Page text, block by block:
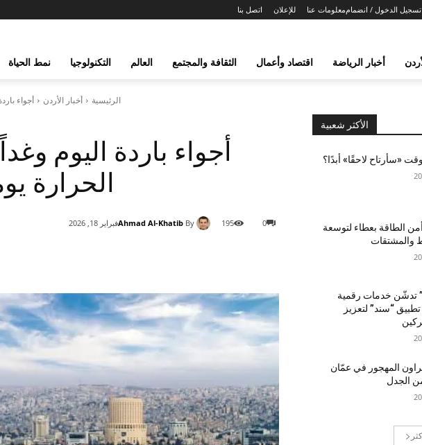
تسجيل الدخول / انضمام اتصل بنا للإعلان معلومات عنا
أخبار الرياضة اقتصاد وأعمال الثقافة والمجتمع العالم التكنولوجيا نمط الحياة
الرئيسية أخبار الأردن أجواء
أجواء باردة اليوم
الحرارة
By
Ahmad Al-Khatibفبراير 18, 2026 0
195
الأكثر شعبية
وقت «سأرتاح لاحقًا» أبدًا؟
الطاقة بعطاء لتوسعة
والمشتقات
تدشّن خدمات رقمية
“سند” لتعزيز
المهجور في عمّان
الجدل